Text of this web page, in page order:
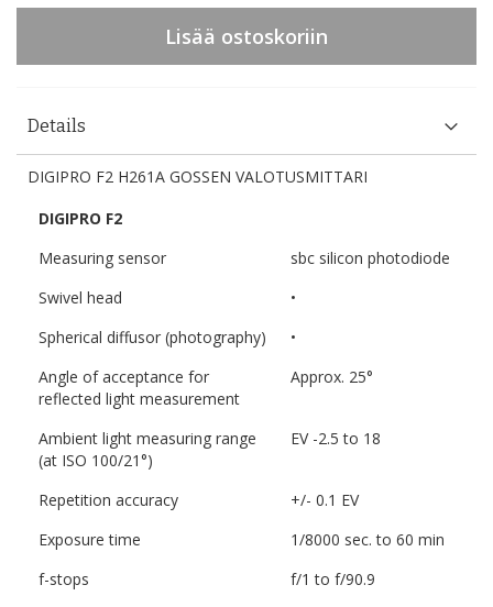
Lisää ostoskoriin
Details
DIGIPRO F2 H261A GOSSEN VALOTUSMITTARI
DIGIPRO F2
Measuring sensor
sbc silicon photodiode
Swivel head
•
Spherical diffusor (photography)
•
Angle of acceptance for
reflected light measurement
Approx. 25°
Ambient light measuring range
(at ISO 100/21°)
EV -2.5 to 18
Repetition accuracy
+/- 0.1 EV
Exposure time
1/8000 sec. to 60 min
f-stops
f/1 to f/90.9